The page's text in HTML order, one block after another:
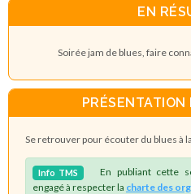
EN
Soirée jam de blues, faire
Se retrouver pour écouter du blues à
Info TMS En publiant cette
engagé à respecter la charte des